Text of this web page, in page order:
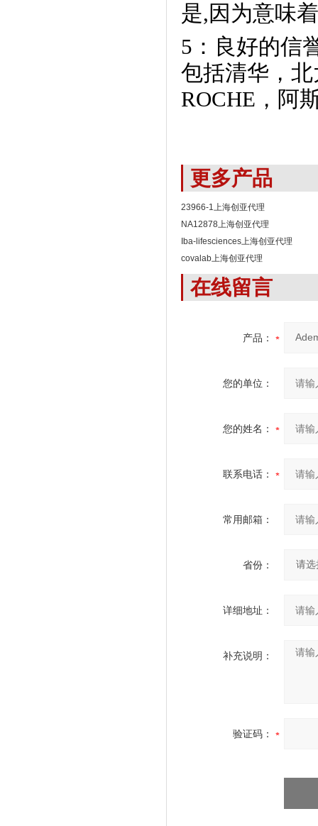
是,因为意味
5：良好的信
包括清华，北
ROCHE，阿
更多产品
23966-1上海创亚代理
NA12878上海创亚代理
Iba-lifesciences上海创亚代理
covalab上海创亚代理
在线留言
产品：
您的单位：
您的姓名：
联系电话：
常用邮箱：
省份：
详细地址：
补充说明：
验证码：